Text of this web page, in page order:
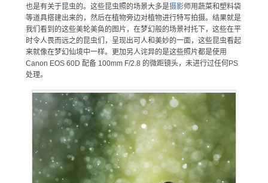
也是有关于昆虫的。这些昆虫照的场景大多是摄影师用蔬菜和塑料袋
等道具搭建出来的，然后在植物旁边对植物进行特写拍摄。结果就是
我们看到的这些美轮美奂的图片，在梦幻般的场景衬托下，这些在平
时令人畏而远之的昆虫们，呈现出可人和美妙的一面，这些昆虫看起
来就像在梦幻仙境中一样。更加另人诧异的是这些照片都是使用
Canon EOS 60D 配备 100mm F/2.8 的微距镜头，未进行过任何PS
处理。